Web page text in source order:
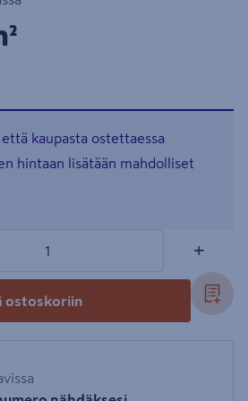
kaupasta ostettaessa
hintaan lisätään mahdolliset
+
ostoskoriin